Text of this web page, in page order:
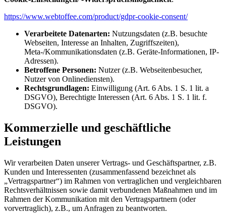
https://www.webtoffee.com/product/gdpr-cookie-consent/
Verarbeitete Datenarten: Nutzungsdaten (z.B. besuchte
Webseiten, Interesse an Inhalten, Zugriffszeiten),
Meta-/Kommunikationsdaten (z.B. Geräte-Informationen, IP-
Adressen).
Betroffene Personen: Nutzer (z.B. Webseitenbesucher,
Nutzer von Onlinediensten).
Rechtsgrundlagen: Einwilligung (Art. 6 Abs. 1 S. 1 lit. a
DSGVO), Berechtigte Interessen (Art. 6 Abs. 1 S. 1 lit. f.
DSGVO).
Kommerzielle und geschäftliche
Leistungen
Wir verarbeiten Daten unserer Vertrags- und Geschäftspartner, z.B.
Kunden und Interessenten (zusammenfassend bezeichnet als
„Vertragspartner“) im Rahmen von vertraglichen und vergleichbaren
Rechtsverhältnissen sowie damit verbundenen Maßnahmen und im
Rahmen der Kommunikation mit den Vertragspartnern (oder
vorvertraglich), z.B., um Anfragen zu beantworten.